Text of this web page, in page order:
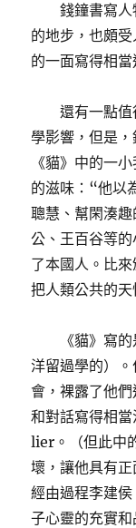
錢鐘書寫
的地步，也頗
的一面寫得相當
還有一點
學影響，但是
《貓》中的一
的滋味：“他以
聰慧、幫閑湊
公、王百谷等
了本國人。比
把人類公共的
《貓》寫
洋留過學的）
會，裸露了他
和對話寫得相
lier。（但此中
壞，讓他具有
經由過程李建
子心靈的充實